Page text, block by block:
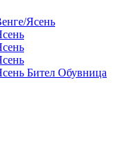
Бител Обувница